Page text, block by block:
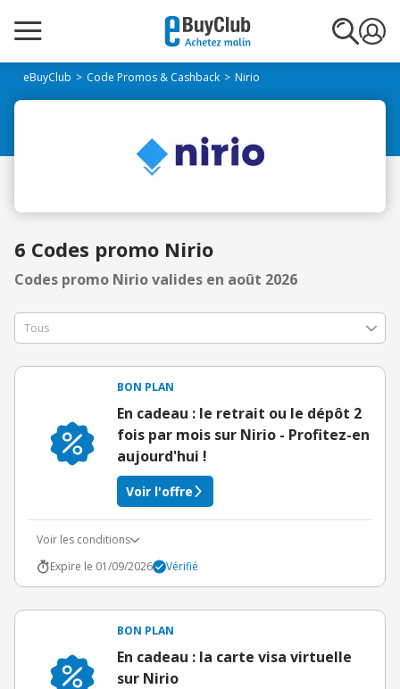
eBuyClub Code Promos & Cashback Nirio
6 Codes promo Nirio
Codes promo Nirio valides en août 2026
BON PLAN
En cadeau : le retrait ou le dépôt 2
fois par mois sur Nirio - Profitez-en
aujourd'hui !
Voir l'offre
Voir les conditions
Expire le 01/09/2026
Vérifié
BON PLAN
En cadeau : la carte visa virtuelle
sur Nirio